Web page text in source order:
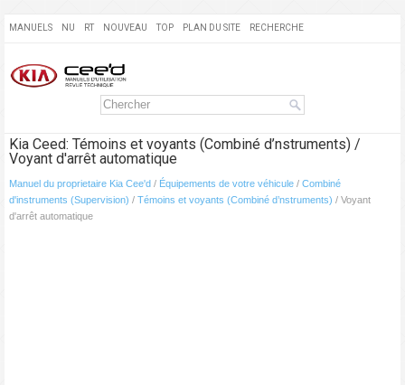
MANUELS NU RT NOUVEAU TOP PLAN DU SITE RECHERCHE
Kia Ceed: Témoins et voyants (Combiné d’nstruments) /
Voyant d'arrêt automatique
Manuel du proprietaire Kia Cee'd / Équipements de votre véhicule / Combiné
d'instruments (Supervision) / Témoins et voyants (Combiné d’nstruments) / Voyant
d'arrêt automatique